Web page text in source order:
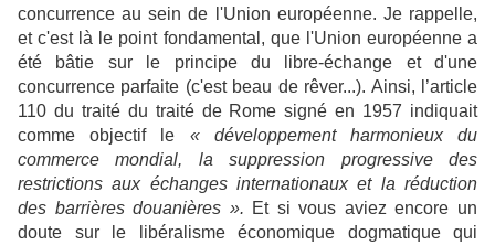
concurrence au sein de l'Union européenne. Je rappelle,
et c'est là le point fondamental, que l'Union européenne a
été bâtie sur le principe du libre-échange et d'une
concurrence parfaite (c'est beau de rêver...). Ainsi, l’article
110 du traité du traité de Rome signé en 1957 indiquait
comme objectif le « développement harmonieux du
commerce mondial, la suppression progressive des
restrictions aux échanges internationaux et la réduction
des barrières douanières ». Et si vous aviez encore un
doute sur le libéralisme économique dogmatique qui